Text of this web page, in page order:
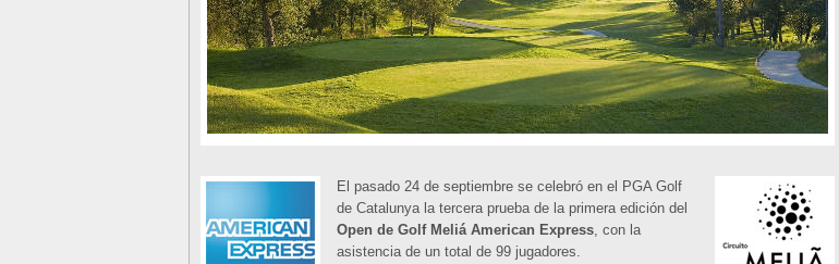
El pasado 24 de septiembre se celebró en el PGA Golf
de Catalunya la tercera prueba de la primera edición del
Open de Golf Meliá American Express, con la
asistencia de un total de 99 jugadores.